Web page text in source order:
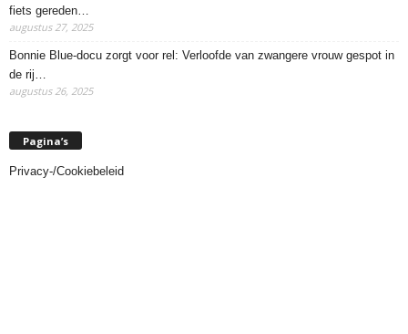
fiets gereden…
augustus 27, 2025
Bonnie Blue-docu zorgt voor rel: Verloofde van zwangere vrouw gespot in
de rij…
augustus 26, 2025
Pagina’s
Privacy-/Cookiebeleid